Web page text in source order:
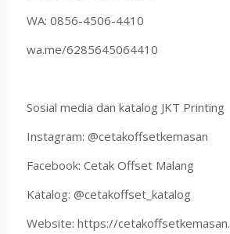
WA: 0856-4506-4410
wa.me/6285645064410
Sosial media dan katalog JKT Printing
Instagram: @cetakoffsetkemasan
Facebook: Cetak Offset Malang
Katalog: @cetakoffset_katalog
Website: https://